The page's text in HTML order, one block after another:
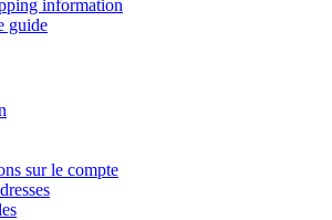
information
guide
sur le compte